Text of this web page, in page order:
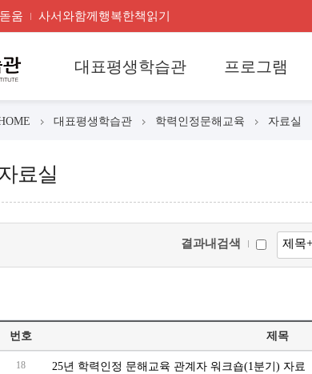
움 사서와함께행복한책읽기
대표평생학습관 프로그램
대표평생학습관 학력인정문해교육 자료실
료실
결과내검색
번호 제목
18 25년 학력인정 문해교육 관계자 워크숍(1분기) 자료